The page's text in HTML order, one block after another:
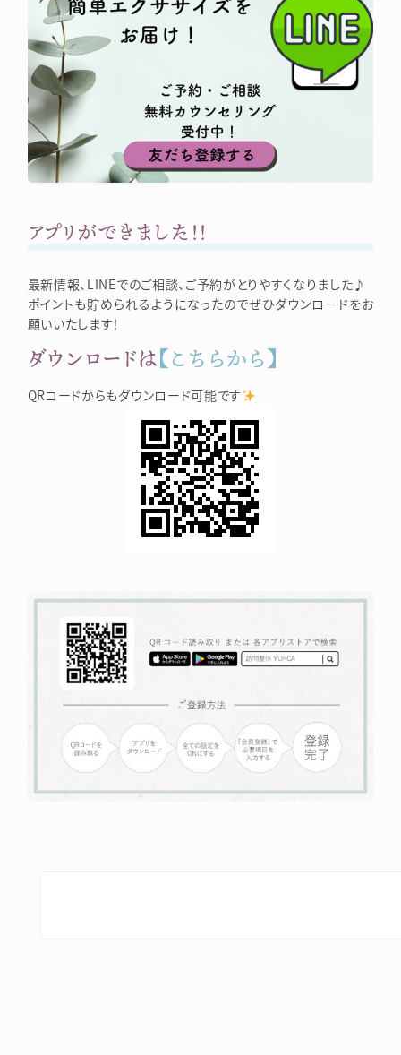
アプリができました！！
最新情報、LINEでのご相談、ご予約がとりやすくなりました♪
ポイントも貯められるようになったのでぜひダウンロードをお
願いいたします！
ダウンロードは【こちらから】
QRコードからもダウンロード可能です